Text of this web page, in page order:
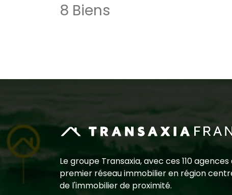
8 Biens
Le groupe Transaxia, avec ces 110
premier réseau immobilier en région
de l'immobilier de proximité.